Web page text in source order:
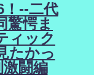
--二代
驚愕ま
ィック
たかっ
激闘編